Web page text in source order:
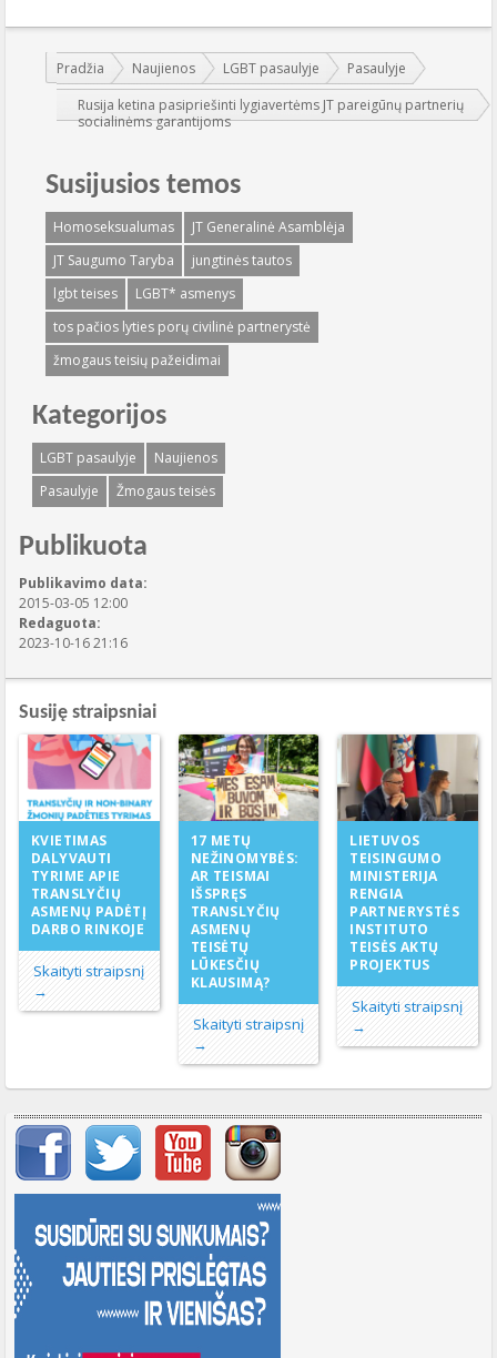
Jūs esate čia:
Pradžia Naujienos LGBT pasaulyje
Pasaulyje
Rusija ketina pasipriešinti lygiavertėms JT pareigūnų partnerių
socialinėms garantijoms
Susijusios temos
Homoseksualumas
JT Generalinė Asamblėja
JT Saugumo Taryba
jungtinės tautos
lgbt teises
LGBT* asmenys
tos pačios lyties porų civilinė partnerystė
žmogaus teisių pažeidimai
Kategorijos
LGBT pasaulyje
Naujienos
Pasaulyje
Žmogaus teisės
Publikuota
Publikavimo data:
2015-03-05 12:00
Redaguota:
2023-10-16 21:16
Susiję straipsniai
KVIETIMAS
DALYVAUTI
TYRIME APIE
TRANSLYČIŲ
ASMENŲ PADĖTĮ
DARBO RINKOJE
Skaityti straipsnį
→
17 METŲ
NEŽINOMYBĖS:
AR TEISMAI
IŠSPRĘS
TRANSLYČIŲ
ASMENŲ
TEISĖTŲ
LŪKESČIŲ
KLAUSIMĄ?
Skaityti straipsnį
→
LIETUVOS
TEISINGUMO
MINISTERIJA
RENGIA
PARTNERYSTĖS
INSTITUTO
TEISĖS AKTŲ
PROJEKTUS
Skaityti straipsnį
→
Svarbių įrašų meniu